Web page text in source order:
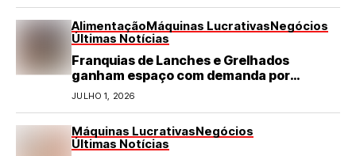
AlimentaçãoMáquinas LucrativasNegócios
Últimas Notícias
Franquias de Lanches e Grelhados
ganham espaço com demanda por
refeições rápidas e de qualidade
JULHO 1, 2026
Máquinas LucrativasNegócios
Últimas Notícias